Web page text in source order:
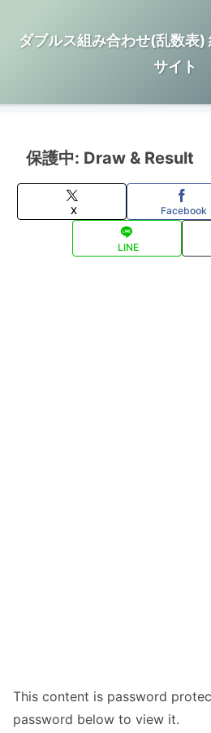
ダブルス組み合わせ(乱数表
サイト
保護中: Draw & Result
X Facebook
LINE
This content is password
password below to view it.